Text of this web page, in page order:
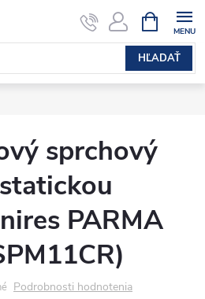
HĽADAŤ
KOŠÍK
sprchový
PARMA
Podrobnosti hodnotenia